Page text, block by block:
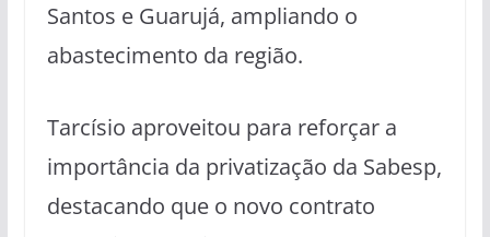
Santos e Guarujá, ampliando o
abastecimento da região.
Tarcísio aproveitou para reforçar a
importância da privatização da Sabesp,
destacando que o novo contrato